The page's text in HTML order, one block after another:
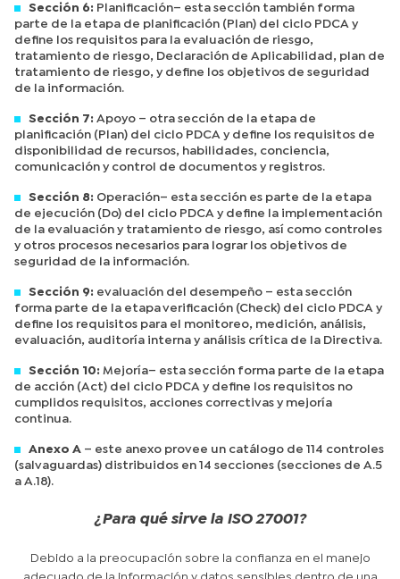
Sección 6: Planificación– esta sección también forma
parte de la etapa de planificación (Plan) del ciclo PDCA y
define los requisitos para la evaluación de riesgo,
tratamiento de riesgo, Declaración de Aplicabilidad, plan de
tratamiento de riesgo, y define los objetivos de seguridad
de la información.
Sección 7: Apoyo – otra sección de la etapa de
planificación (Plan) del ciclo PDCA y define los requisitos de
disponibilidad de recursos, habilidades, conciencia,
comunicación y control de documentos y registros.
Sección 8: Operación– esta sección es parte de la etapa
de ejecución (Do) del ciclo PDCA y define la implementación
de la evaluación y tratamiento de riesgo, así como controles
y otros procesos necesarios para lograr los objetivos de
seguridad de la información.
Sección 9: evaluación del desempeño – esta sección
forma parte de la etapa verificación (Check) del ciclo PDCA y
define los requisitos para el monitoreo, medición, análisis,
evaluación, auditoría interna y análisis crítica de la Directiva.
Sección 10: Mejoría– esta sección forma parte de la etapa
de acción (Act) del ciclo PDCA y define los requisitos no
cumplidos requisitos, acciones correctivas y mejoría
continua.
Anexo A – este anexo provee un catálogo de 114 controles
(salvaguardas) distribuidos en 14 secciones (secciones de A.5
a A.18).
¿Para qué sirve la ISO 27001?
Debido a la preocupación sobre la confianza en el manejo